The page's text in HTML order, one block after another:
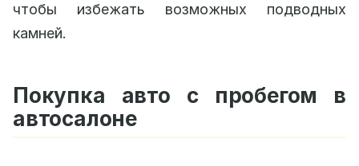
чтобы избежать возможных подводных
камней.
Покупка авто с пробегом в
автосалоне